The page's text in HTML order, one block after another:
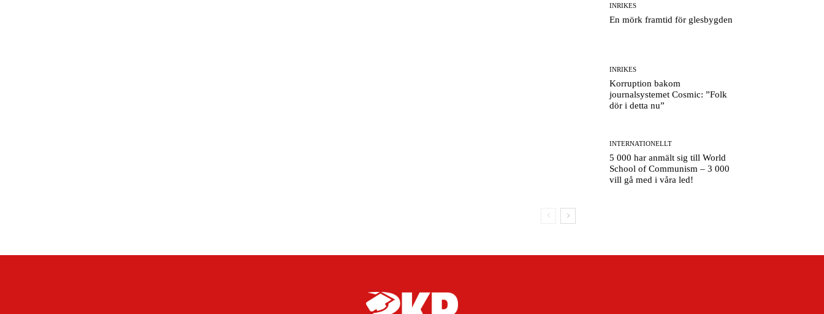
INRIKES
En mörk framtid för glesbygden
INRIKES
Korruption bakom
journalsystemet Cosmic: ”Folk
dör i detta nu”
INTERNATIONELLT
5 000 har anmält sig till World
School of Communism – 3 000
vill gå med i våra led!